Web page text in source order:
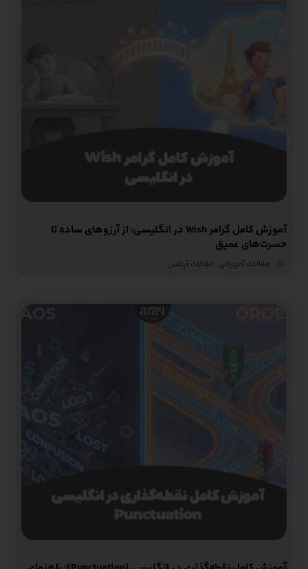
آموزش کامل گرامر Wish در انگلیسی: از آرزوهای ساده تا
حسرت‌های عمیق
مقالات آموزشی‌ مقالات آیلتس